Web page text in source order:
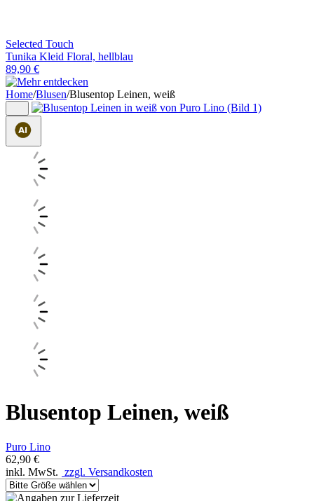
Selected Touch
Tunika Kleid Floral, hellblau
89,90 €
Home/Blusen/Blusentop Leinen, weiß
Blusentop Leinen, weiß
Puro Lino
62,90 €
inkl. MwSt. zzgl. Versandkosten